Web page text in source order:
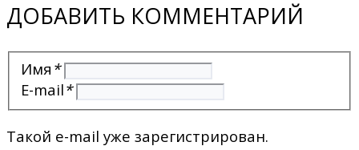
ДОБАВИТЬ КОММЕНТАРИЙ
Имя *
E-mail*
Такой e-mail уже зарегистрирован.